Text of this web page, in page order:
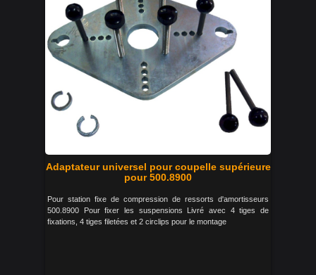
Adaptateur universel pour coupelle supérieure
pour 500.8900
Pour station fixe de compression de ressorts d'amortisseurs
500.8900 Pour fixer les suspensions Livré avec 4 tiges de
fixations, 4 tiges filetées et 2 circlips pour le montage